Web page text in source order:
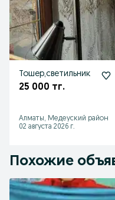
Тошер,светильник
25 000 тг.
Алматы, Медеуский район
02 августа 2026 г.
Похожие